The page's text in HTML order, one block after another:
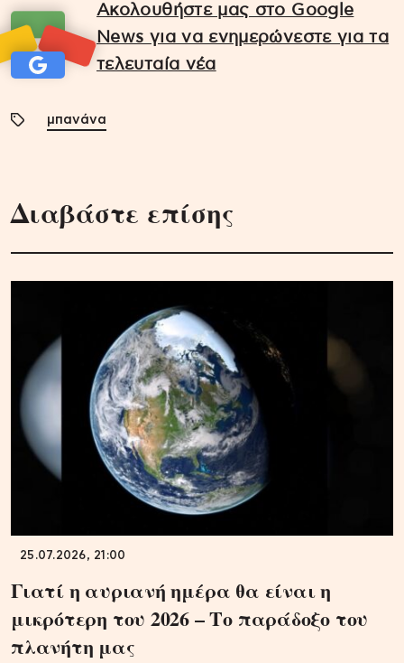
Ακολουθήστε μας στο Google
News για να ενημερώνεστε για τα
τελευταία νέα
μπανάνα
Διαβάστε επίσης
25.07.2026, 21:00
Γιατί η αυριανή ημέρα θα είναι η
μικρότερη του 2026 – Το παράδοξο του
πλανήτη μας